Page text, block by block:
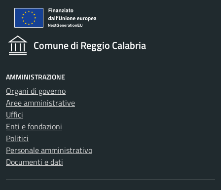
Comune di Reggio Calabria
AMMINISTRAZIONE
Organi di governo
Aree amministrative
Uffici
Enti e fondazioni
Politici
Personale amministrativo
Documenti e dati